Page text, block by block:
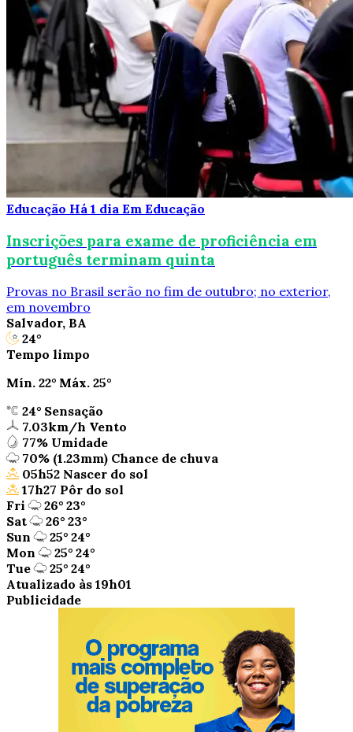
Educação Há 1 dia Em Educação
Inscrições para exame de proficiência em
português terminam quinta
Provas no Brasil serão no fim de outubro; no exterior,
em novembro
Salvador, BA
24°
Tempo limpo
Mín. 22° Máx. 25°
24° Sensação
7.03km/h Vento
77% Umidade
70% (1.23mm) Chance de chuva
05h52 Nascer do sol
17h27 Pôr do sol
Fri
26° 23°
Sat
26° 23°
Sun
25° 24°
Mon
25° 24°
Tue
25° 24°
Atualizado às 19h01
Publicidade